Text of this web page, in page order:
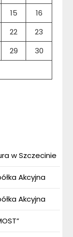
15
16
22
23
29
30
w Szczecinie
Akcyjna
Akcyjna